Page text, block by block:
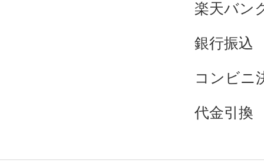
楽天バン
銀行振込
コンビニ
代金引換